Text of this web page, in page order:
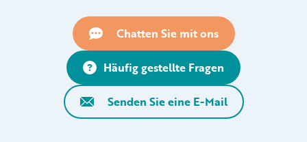
Chatten Sie mit ons
Häufig gestellte Fragen
Senden Sie eine E-Mail